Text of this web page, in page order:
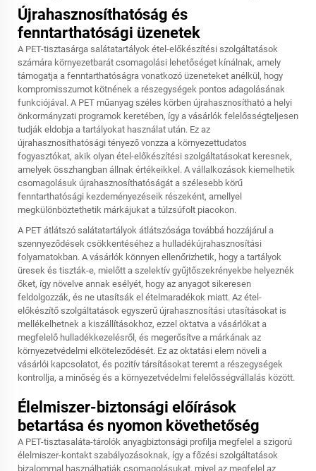
Újrahasznosíthatóság és
fenntarthatósági üzenetek
A PET-tisztasárga salátatartályok étel-előkészítési szolgáltatások
számára környezetbarát csomagolási lehetőséget kínálnak, amely
támogatja a fenntarthatóságra vonatkozó üzeneteket anélkül, hogy
kompromisszumot kötnének a részegységek pontos adagolásának
funkciójával. A PET műanyag széles körben újrahasznosítható a helyi
önkormányzati programok keretében, így a vásárlók felelősségteljesen
tudják eldobja a tartályokat használat után. Ez az
újrahasznosíthatósági tényező vonzza a környezettudatos
fogyasztókat, akik olyan étel-előkészítési szolgáltatásokat keresnek,
amelyek összhangban állnak értékeikkel. A vállalkozások kiemelhetik
csomagolásuk újrahasznosíthatóságát a szélesebb körű
fenntarthatósági kezdeményezéseik részeként, amellyel
megkülönböztethetik márkájukat a túlzsúfolt piacokon.
A PET átlátszó salátatartályok átlátszósága továbbá hozzájárul a
szennyeződések csökkentéséhez a hulladékújrahasznosítási
folyamatokban. A vásárlók könnyen ellenőrizhetik, hogy a tartályok
üresek és tiszták-e, mielőtt a szelektív gyűjtőszekrényekbe helyeznék
őket, így növelve annak esélyét, hogy az anyagot sikeresen
feldolgozzák, és ne utasítsák el ételmaradékok miatt. Az étel-
előkészítő szolgáltatások egyszerű újrahasznosítási utasításokat is
mellékelhetnek a kiszállításokhoz, ezzel oktatva a vásárlókat a
megfelelő hulladékkezelésről, és megerősítve a márkának az
környezetvédelmi elköteleződését. Ez az oktatási elem növeli a
vásárlói kapcsolatot, és pozitív társításokat teremt a részegységek
kontrollja, a minőség és a környezetvédelmi felelősségvállalás között.
Élelmiszer-biztonsági előírások
betartása és nyomon követhetőség
A PET-tisztasaláta-tárolók anyagbiztonsági profilja megfelel a szigorú
élelmiszer-kontakt szabályozásoknak, így a főzési szolgáltatások
bizalommal használhatják csomagolásukat, mivel az megfelel az